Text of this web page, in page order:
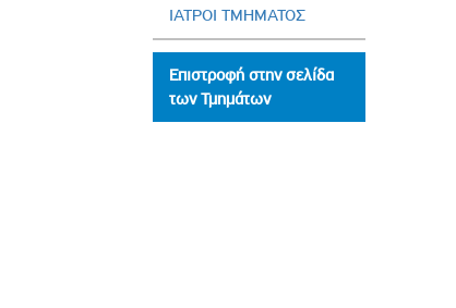
Ειδική Ετήσια Έκθεση
ΙΑΤΡΟΙ ΤΜΗΜΑΤΟΣ
Επιστροφή στην σελίδα
των Τμημάτων